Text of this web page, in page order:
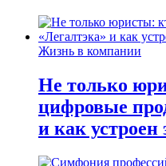
Жизнь в компании
Не только
цифровые
и как устроен